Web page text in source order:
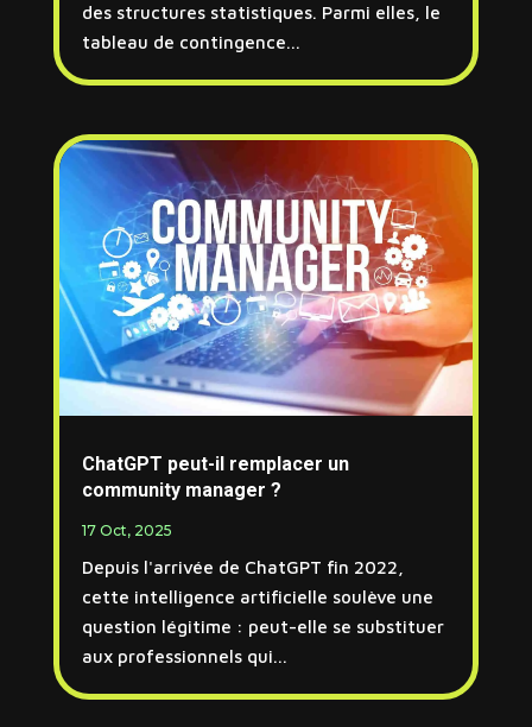
des structures statistiques. Parmi elles, le
tableau de contingence...
ChatGPT peut-il remplacer un
community manager ?
17 Oct, 2025
Depuis l'arrivée de ChatGPT fin 2022,
cette intelligence artificielle soulève une
question légitime : peut-elle se substituer
aux professionnels qui...